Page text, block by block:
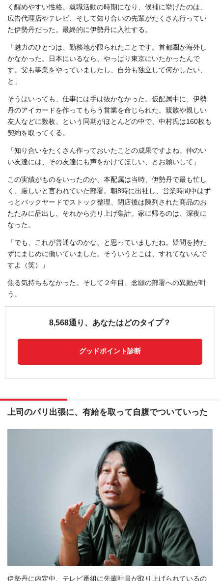
く醒めやすい性格。就職活動の時期になり、候補に挙げたのは、
広告代理店やテレビ、そして知り合いの先輩がたくさん行ってい
た伊勢丹だった。最終的に伊勢丹に入社する。
「魅力のひとつは、勤務地が限られたことです。首都圏か海外し
かなかった。日本にいるなら、やっぱり東京にいたかったんで
す。父も事業をやっていましたし、自分も独立して何かしたい、
と」
そうはいっても、仕事には手は抜かなかった。仮配属中に、伊勢
丹のアイカードを作ってもらう営業を命じられた。親族や親しい
友人などに数枚、という同期がほとんどの中で、中村氏は160枚も
契約を取ってくる。
「知り合いをたくさん作っておいたことの成果ですよね。仲のい
い友達には、その友達にも声をかけてほしい、とお願いして」
この実績がものをいったのか、本配属は当時、伊勢丹で最も忙し
く、厳しいと言われていた部署。朝8時に出社し、営業時間中はず
っとバックヤードでストック整理、閉店後は陳列された商品のお
たたみに品出し、それから売り上げ集計。家に帰るのは、深夜に
なった。
「でも、これが普通なのかな、と思っていましたね。疑問を持た
ずにまじめに働いていました。そういうとこは、すれてないんで
すよ（笑）」
焦る気持ちもなかった。そして２年目、念願の部署への異動が叶
う。
8,568通り、あなたはどのタイプ？
グッドポイント診断
上司のパリ出張に、有給を取って自腹でついていった
伊勢丹に内定中、テレビ番組に先輩社員が取り上げられているの